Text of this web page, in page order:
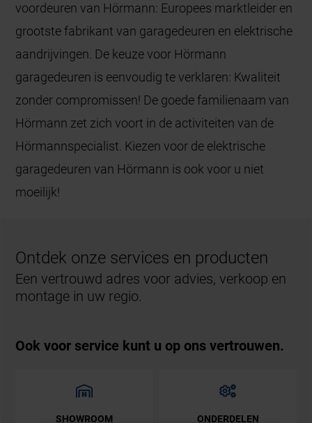
voordeuren van Hörmann: Europees marktleider en
grootste fabrikant van garagedeuren en elektrische
aandrijvingen. De keuze voor Hörmann
garagedeuren is eenvoudig te verklaren: Kwaliteit
zonder compromissen! De goede familienaam van
Hörmann zet zich voort in de activiteiten van de
Hörmannspecialist. Kiezen voor de elektrische
garagedeuren van Hörmann is ook voor u niet
moeilijk!
Ontdek onze services en producten
Een vertrouwd adres voor advies, verkoop en
montage in uw regio.
Ook voor service kunt u op ons vertrouwen.
SHOWROOM ONDERDELEN